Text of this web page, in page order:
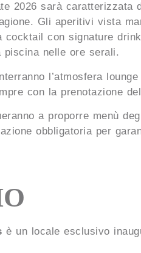
2026 sarà
Gli aperitivi vista
cocktail con signature
piscina nelle ore serali.
l’atmosfera
con la prenotazione
a proporre menù
obbligatoria per
è un locale esclusivo